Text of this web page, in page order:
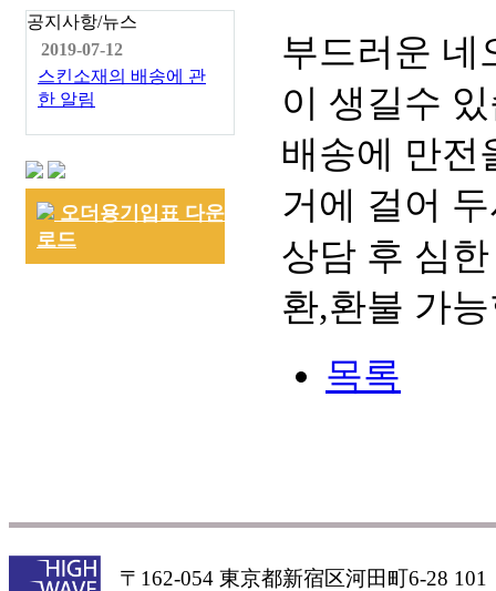
공지사항/뉴스
2019-07-12
스킨소재의 배송에 관
한 알림
오더용기입표 다운
로드
부드러운 네
이 생길수
배송에 만전
거에 걸어
상담 후 심
환,환불 가
목록
〒162-054 東京都新宿区河田町6-28 101